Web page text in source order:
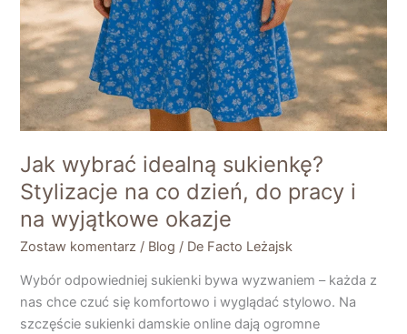
Jak wybrać idealną sukienkę?
Stylizacje na co dzień, do pracy i
na wyjątkowe okazje
Zostaw komentarz / Blog / De Facto Leżajsk
Wybór odpowiedniej sukienki bywa wyzwaniem – każda z
nas chce czuć się komfortowo i wyglądać stylowo. Na
szczęście sukienki damskie online dają ogromne